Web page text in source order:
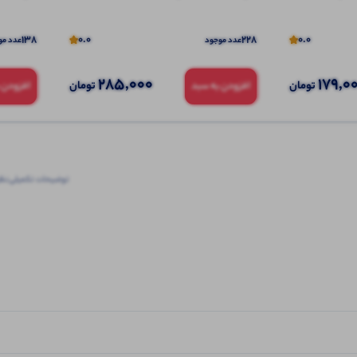
0.0
تومان
228عدد موجود 0.0
افزودن به سبد 285,000تومان
138عدد
توضیحات تکمیلی